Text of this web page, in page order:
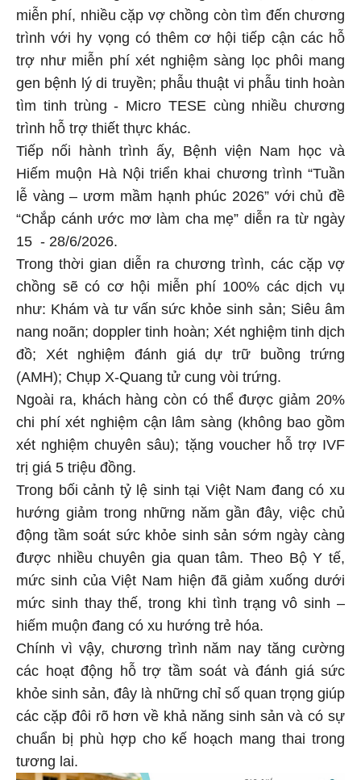
miễn phí, nhiều cặp vợ chồng còn tìm đến chương
trình với hy vọng có thêm cơ hội tiếp cận các hỗ
trợ như miễn phí xét nghiệm sàng lọc phôi mang
gen bệnh lý di truyền; phẫu thuật vi phẫu tinh hoàn
tìm tinh trùng - Micro TESE cùng nhiều chương
trình hỗ trợ thiết thực khác.
Tiếp nối hành trình ấy, Bệnh viện Nam học và
Hiếm muộn Hà Nội triển khai chương trình “Tuần
lễ vàng – ươm mầm hạnh phúc 2026” với chủ đề
“Chắp cánh ước mơ làm cha mẹ” diễn ra từ ngày
15 - 28/6/2026.
Trong thời gian diễn ra chương trình, các cặp vợ
chồng sẽ có cơ hội miễn phí 100% các dịch vụ
như: Khám và tư vấn sức khỏe sinh sản; Siêu âm
nang noãn; doppler tinh hoàn; Xét nghiệm tinh dịch
đồ; Xét nghiệm đánh giá dự trữ buồng trứng
(AMH); Chụp X-Quang tử cung vòi trứng.
Ngoài ra, khách hàng còn có thể được giảm 20%
chi phí xét nghiệm cận lâm sàng (không bao gồm
xét nghiệm chuyên sâu); tặng voucher hỗ trợ IVF
trị giá 5 triệu đồng.
Trong bối cảnh tỷ lệ sinh tại Việt Nam đang có xu
hướng giảm trong những năm gần đây, việc chủ
động tầm soát sức khỏe sinh sản sớm ngày càng
được nhiều chuyên gia quan tâm. Theo Bộ Y tế,
mức sinh của Việt Nam hiện đã giảm xuống dưới
mức sinh thay thế, trong khi tình trạng vô sinh –
hiếm muộn đang có xu hướng trẻ hóa.
Chính vì vậy, chương trình năm nay tăng cường
các hoạt động hỗ trợ tầm soát và đánh giá sức
khỏe sinh sản, đây là những chỉ số quan trọng giúp
các cặp đôi rõ hơn về khả năng sinh sản và có sự
chuẩn bị phù hợp cho kế hoạch mang thai trong
tương lai.